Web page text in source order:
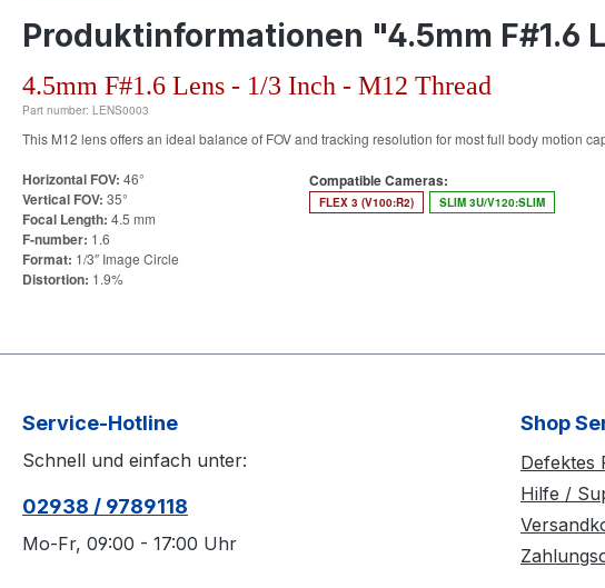
Produktinformationen "4.5mm F#1.6
4.5mm F#1.6 Lens - 1/3 Inch - M12 Thread
Part number: LENS0003
This M12 lens offers an ideal balance of FOV and tracking resolution for most full body motion
Horizontal FOV: 46°
Vertical FOV: 35°
Focal Length: 4.5 mm
F-number: 1.6
Format: 1/3″ Image Circle
Distortion: 1.9%
Compatible Cameras:
FLEX 3 (V100:R2) SLIM 3U/V120:SLIM
Service-Hotline
Schnell und einfach unter:
02938 / 9789118
Mo-Fr, 09:00 - 17:00 Uhr
Shop
Defektes
Hilfe /